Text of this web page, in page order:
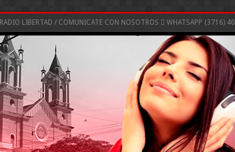
RADIO LIBERTAD / COMUNICATE CON NOSOTROS WHATSAPP (3716)